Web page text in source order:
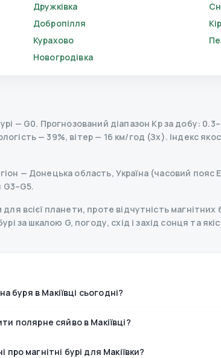
Дружківка
Добропілля
Курахово
Новогродівка
— G0. Прогнозований діапазон Kp за добу:
— 39%, вітер — 16 км/год (Зх). Індекс
— Донецька область, Україна (часовий пояс
всієї планети, проте відчутність
за шкалою G, погоду, схід і захід сонця та
буря в Макіївці сьогодні?
полярне сяйво в Макіївці?
про магнітні бурі для Макіївки?